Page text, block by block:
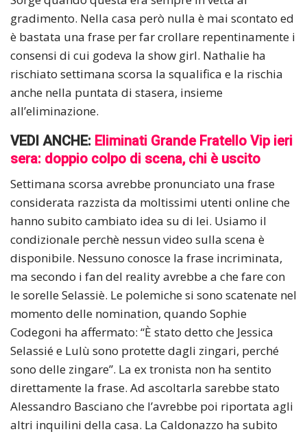
gradimento. Nella casa però nulla è mai scontato ed
è bastata una frase per far crollare repentinamente i
consensi di cui godeva la show girl. Nathalie ha
rischiato settimana scorsa la squalifica e la rischia
anche nella puntata di stasera, insieme
all’eliminazione.
VEDI ANCHE: Eliminati Grande Fratello Vip ieri
sera: doppio colpo di scena, chi è uscito
Settimana scorsa avrebbe pronunciato una frase
considerata razzista da moltissimi utenti online che
hanno subito cambiato idea su di lei. Usiamo il
condizionale perchè nessun video sulla scena è
disponibile. Nessuno conosce la frase incriminata,
ma secondo i fan del reality avrebbe a che fare con
le sorelle Selassiè. Le polemiche si sono scatenate nel
momento delle nomination, quando Sophie
Codegoni ha affermato: “È stato detto che Jessica
Selassié e Lulù sono protette dagli zingari, perché
sono delle zingare”. La ex tronista non ha sentito
direttamente la frase. Ad ascoltarla sarebbe stato
Alessandro Basciano che l’avrebbe poi riportata agli
altri inquilini della casa. La Caldonazzo ha subito